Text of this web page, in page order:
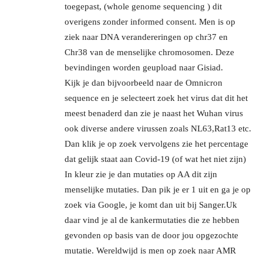
toegepast, (whole genome sequencing ) dit
overigens zonder informed consent. Men is op
ziek naar DNA verandereringen op chr37 en
Chr38 van de menselijke chromosomen. Deze
bevindingen worden geupload naar Gisiad.
Kijk je dan bijvoorbeeld naar de Omnicron
sequence en je selecteert zoek het virus dat dit het
meest benaderd dan zie je naast het Wuhan virus
ook diverse andere virussen zoals NL63,Rat13 etc.
Dan klik je op zoek vervolgens zie het percentage
dat gelijk staat aan Covid-19 (of wat het niet zijn)
In kleur zie je dan mutaties op AA dit zijn
menselijke mutaties. Dan pik je er 1 uit en ga je op
zoek via Google, je komt dan uit bij Sanger.Uk
daar vind je al de kankermutaties die ze hebben
gevonden op basis van de door jou opgezochte
mutatie. Wereldwijd is men op zoek naar AMR